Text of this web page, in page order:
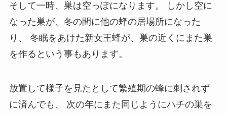
そして一時、巣は空っぽになります。
しかし空に
なった巣が、冬の間に他の蜂の居場所になった
り、
冬眠をあけた新女王蜂が、巣の近くにまた巣
を作るという事もあります。
放置して様子を見たとして繁殖期の蜂に刺されず
に済んでも、
次の年にまた同じようにハチの巣を